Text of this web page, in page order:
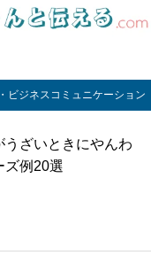
ビジネスコミュニケーション
うざいときにやんわ
ズ例20選